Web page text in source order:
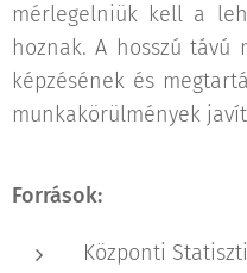
mérlegelniük kell a
hoznak. A hosszú távú
képzésének és
munkakörülmények
Források:
Központi